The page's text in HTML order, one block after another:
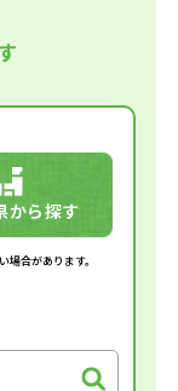
から探す
合があります。